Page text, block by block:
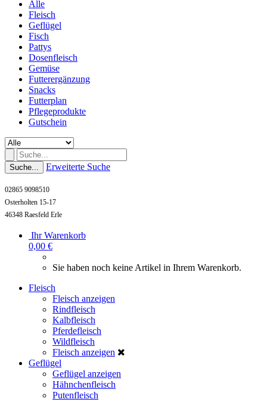
Alle
Fleisch
Geflügel
Fisch
Pattys
Dosenfleisch
Gemüse
Futterergänzung
Snacks
Futterplan
Pflegeprodukte
Gutschein
Suche... Erweiterte Suche
02865 9098510
Osterholten 15-17
46348 Raesfeld Erle
Ihr Warenkorb
0,00 €
Sie haben noch keine Artikel in Ihrem Warenkorb.
Fleisch
Fleisch anzeigen
Rindfleisch
Kalbfleisch
Pferdefleisch
Wildfleisch
Fleisch anzeigen
Geflügel
Geflügel anzeigen
Hähnchenfleisch
Putenfleisch